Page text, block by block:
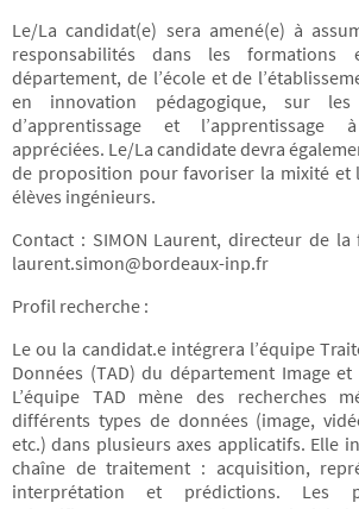
Le/La candidat(e) sera amené(e) à
responsabilités dans les
département, de l’école et de
en innovation pédagogique, sur les
d’apprentissage et
appréciées. Le/La candidate devra
de proposition pour favoriser la mixité et
élèves ingénieurs.
Contact : SIMON Laurent, directeur de
laurent.simon@bordeaux-inp.fr
Profil recherche :
Le ou la candidat.e intégrera l’équipe
Données (TAD) du département Image et
L’équipe TAD mène des recherches
différents types de données (image,
etc.) dans plusieurs axes applicatifs. Elle
chaîne de traitement : acquisition,
interprétation et prédictions. Les